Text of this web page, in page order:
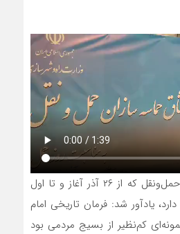
صادق با اشاره به هفته حمل‌ونقل که از ۲۶ آذر آغاز و تا اول
دارد، یادآور شد: فرمان تاریخی امام
در ۲۶ آذر، نمونه‌ای کم‌نظیر از بسیج مردمی بود